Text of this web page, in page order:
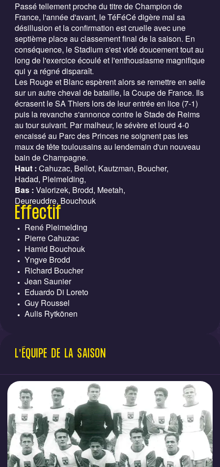
Passé tellement proche du titre de Champion de
France, l'année d'avant, le TéFéCé digère mal sa
désillusion et la confirmation est cruelle avec une
septième place au classement final de la saison. En
conséquence, le Stadium s'est vidé doucement tout au
long de l'exercice écoulé et l'enthousiasme magnifique
qui y a régné disparaît.
Les Rouge et Blanc espèrent alors se remettre en selle
sur un autre cheval de bataille, la Coupe de France. Ils
écrasent le SA Thiers lors de leur entrée en lice (7-1)
puis la revanche s'annonce contre le Stade de Reims
au tour suivant. Par malheur, le sévère et lourd 4-0
encaissé au Parc des Princes ne soignent pas les
maux de tête toulousains au lendemain d'un nouveau
bain de Champagne.
Haut : Cahuzac, Bellot, Kautzman, Boucher,
Hadad, Pleimelding,
Bas : Valorizek, Brodd, Meetah,
Deureuddre, Bouchouk
Effectif
René Pleimelding
Pierre Cahuzac
Hamid Bouchouk
Yngve Brodd
Richard Boucher
Jean Saunier
Eduardo Di Loreto
Guy Roussel
Aulis Rytkönen
L’ÉQUIPE DE LA SAISON